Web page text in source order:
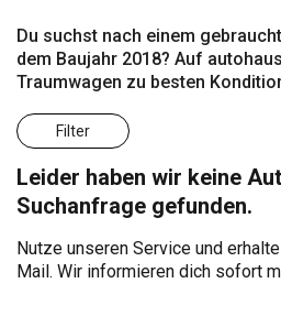
Frankfurt Wuppertal
Du suchst nach einem
dem Baujahr 2018? Auf
Traumwagen zu besten
Filter
Leider haben wir keine
Suchanfrage gefunden.
Nutze unseren Service und
Mail. Wir informieren dich sofort